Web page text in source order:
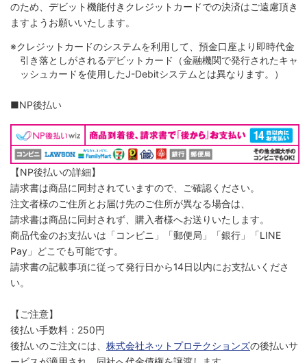
のため、デビット機能付きクレジットカードでの決済はご遠慮頂き
ますようお願いいたします。
※クレジットカードのシステムを利用して、預金口座より即時代金
引き落としがされるデビットカード（金融機関で発行されたキャ
ッシュカードを使用したJ-Debitシステムとは異なります。）
■NP後払い
【NP後払いの詳細】
請求書は商品に同封されていますので、ご確認ください。
注文者様のご住所とお届け先のご住所が異なる場合は、
請求書は商品に同封されず、購入者様へお送りいたします。
商品代金のお支払いは「コンビニ」「郵便局」「銀行」「LINE
Pay」どこでも可能です。
請求書の記載事項に従って発行日から14日以内にお支払いくださ
い。
【ご注意】
後払い手数料：250円
後払いのご注文には、 株式会社ネットプロテクションズの後払いサ